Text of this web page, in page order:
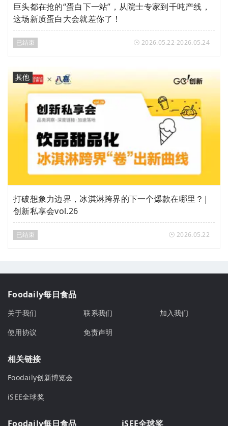
巨头都在抢的“蛋白下一站”，从院士专家到千吨产线，
这场新质蛋白大会就差你了！
已结束 2026.05.22-2026.05.24
其他
打破想象力边界，冰淇淋跨界的下一个爆款在哪里？|
创新私享会vol.26
已结束 2026.05.22
Foodaily每日食品
关于我们 联系我们
加入我们
使用协议
免责声明
相关链接
Foodaily创新博览会
iSEE全球奖
Foodaily每日食品 iSEE全球奖